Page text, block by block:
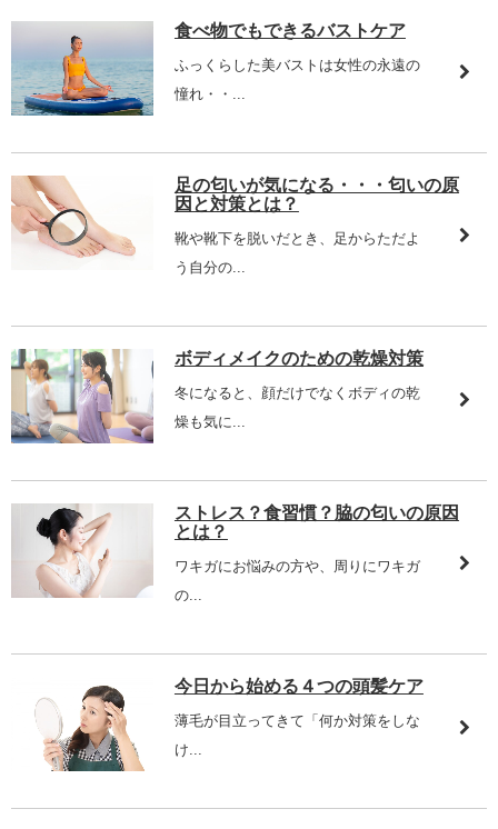
食べ物でもできるバストケア
ふっくらした美バストは女性の永遠の
憧れ・・...
足の匂いが気になる・・・匂いの原
因と対策とは？
靴や靴下を脱いだとき、足からただよ
う自分の...
ボディメイクのための乾燥対策
冬になると、顔だけでなくボディの乾
燥も気に...
ストレス？食習慣？脇の匂いの原因
とは？
ワキガにお悩みの方や、周りにワキガ
の...
今日から始める４つの頭髪ケア
薄毛が目立ってきて「何か対策をしな
け...